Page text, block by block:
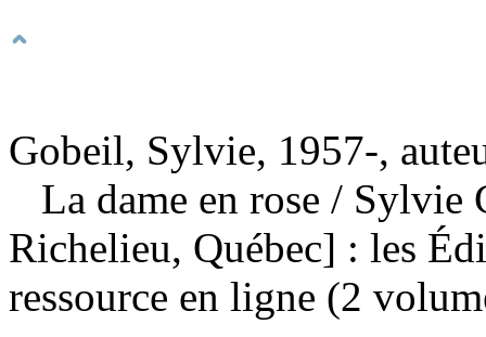
Gobeil, Sylvie, 1957-,
La dame en rose / Sylvie
Richelieu, Québec] : les
ressource en ligne (2